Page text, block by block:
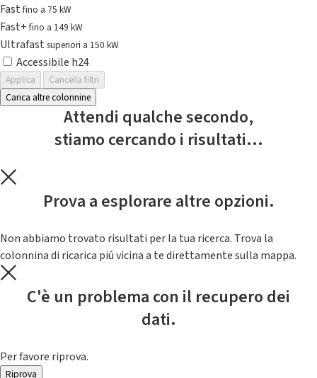
Fastfino a 75 kW
Fast+fino a 149 kW
Ultrafast superiori a 150 kW
Accessibile h24
Applica
Cancella filtri
Carica altre colonnine
Attendi qualche secondo,
stiamo cercando i risultati...
Prova a esplorare altre opzioni.
Non abbiamo trovato risultati per la tua ricerca. Trova la
colonnina di ricarica piú vicina a te direttamente sulla mappa.
C'è un problema con il recupero dei
dati.
Per favore riprova.
Riprova